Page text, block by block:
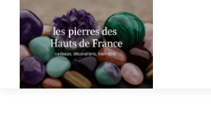
Skip
content